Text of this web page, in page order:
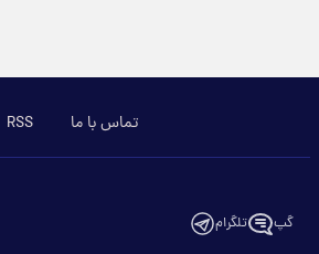
تماس با ما RSS
گپ تلگرام